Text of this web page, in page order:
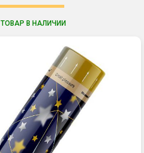
ТОВАР В НАЛИЧИИ